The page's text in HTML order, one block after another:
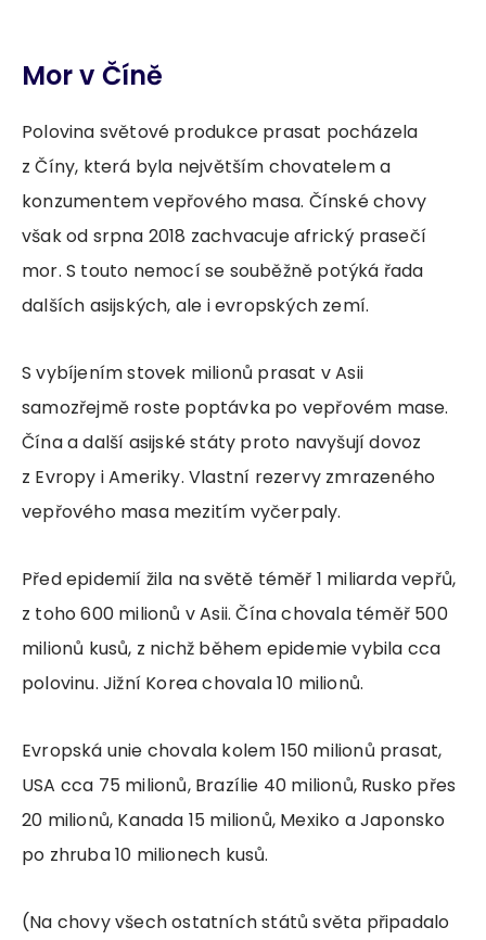
Mor v Číně
Polovina světové produkce prasat pocházela
z Číny, která byla největším chovatelem a
konzumentem vepřového masa. Čínské chovy
však od srpna 2018 zachvacuje africký prasečí
mor. S touto nemocí se souběžně potýká řada
dalších asijských, ale i evropských zemí.
S vybíjením stovek milionů prasat v Asii
samozřejmě roste poptávka po vepřovém mase.
Čína a další asijské státy proto navyšují dovoz
z Evropy i Ameriky. Vlastní rezervy zmrazeného
vepřového masa mezitím vyčerpaly.
Před epidemií žila na světě téměř 1 miliarda vepřů,
z toho 600 milionů v Asii. Čína chovala téměř 500
milionů kusů, z nichž během epidemie vybila cca
polovinu. Jižní Korea chovala 10 milionů.
Evropská unie chovala kolem 150 milionů prasat,
USA cca 75 milionů, Brazílie 40 milionů, Rusko přes
20 milionů, Kanada 15 milionů, Mexiko a Japonsko
po zhruba 10 milionech kusů.
(Na chovy všech ostatních států světa připadalo